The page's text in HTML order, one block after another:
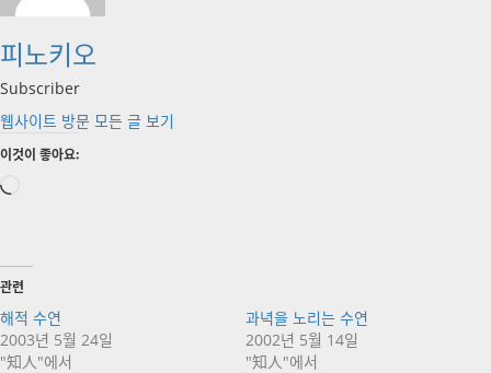
피노키오
Subscriber
웹사이트 방문 모든 글 보기
이것이 좋아요:
관련
해적 수연
2003년 5월 24일
"知人"에서
과녁을 노리는 수연
2002년 5월 14일
"知人"에서